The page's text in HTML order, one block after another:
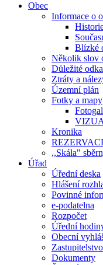
Obec
Informace o
Blízké
Několik slov
Důležité
Ztráty a
Územní plán
Fotky a mapy
Kronika
,,Skála"
Úřad
Úřední deska
Hlášení
Povinné
e-podatelna
Rozpočet
Úřední
Obecní
Dokumenty